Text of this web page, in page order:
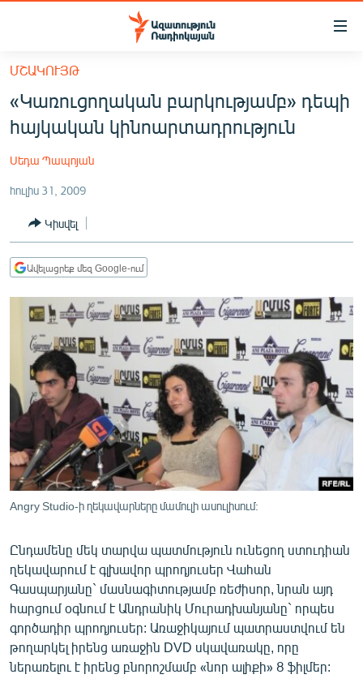
Մատչելիության
հիմնական
բովանդակությանը
Անցնել
հիմնական
մենյուին
ՀԱՅԱՍՏԱՆ
ՔԱՂԱՔԱԿԱՆ
ԸՆՏՐՈՒԹՅՈՒՆՆԵՐ 2026
ԻՐԱՎՈՒՆՔ
ՀԱՍԱՐԱԿՈՒԹՅՈՒՆ
ՏՆՏԵՍՈՒԹՅՈՒՆ
ՊԱՏԵՐԱԶՄԻ 6 ՇԱԲԱԹՆԵՐԸ
ՏԱՐԱԾԱՇՐՋԱՆ
ՄԻՋԱԶԳԱՅԻՆ
ՄՇԱԿՈՒՅԹ
ՍՊՈՐՏ
ՄԵԿՆԱԲԱՆՈՒԹՅՈՒՆ
ՏՏ ԵՒ ԻՆՏԵՐՆԵՏ
ԱՐԽԻՎ
ՏԵՍԱՆՅՈՒԹԵՐ
ԲԱՆԱՎԵՃ
ՁԳՏԵԼՈՎ ԼԱՎԱԳՈՒՅՆԻՆ
ՓՈԴՔԱՍԹ
ՄՇԱԿՈՒՅԹ
«Կառուցողական բարկությամբ» դեպի
հայկական կինոարտադրություն
Սեդա Պապոյան
հուլիս 31, 2009
Կիսվել
Ավելացրեք մեզ Google-ում
Angry Studio-ի ղեկավարները մամուլի ասուլիսում:
Ընդամենը մեկ տարվա պատմություն ունեցող ստուդիան
ղեկավարում է գլխավոր պրոդյուսեր Վահան
Գասպարյանը` մասնագիտությամբ ռեժիսոր, նրան այդ
հարցում օգնում է Անդրանիկ Մուրադխանյանը` որպես
գործադիր պրոդյուսեր: Առաջիկայում պատրաստվում են
թողարկել իրենց առաջին DVD սկավառակը, որը
ներառելու է իրենց բնորոշմամբ «նոր ալիքի» 8 ֆիլմեր: